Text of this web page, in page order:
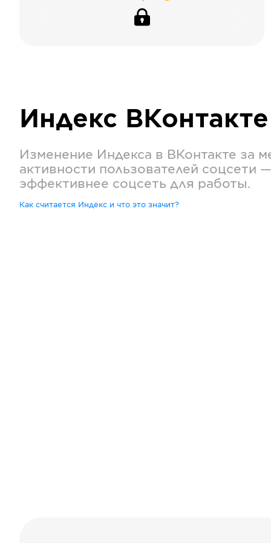
Индекс ВКонтакте
Изменение Индекса в ВКонтакте за
активности пользователей соцсети
эффективнее соцсеть для работы.
Как считается Индекс и что это значит?